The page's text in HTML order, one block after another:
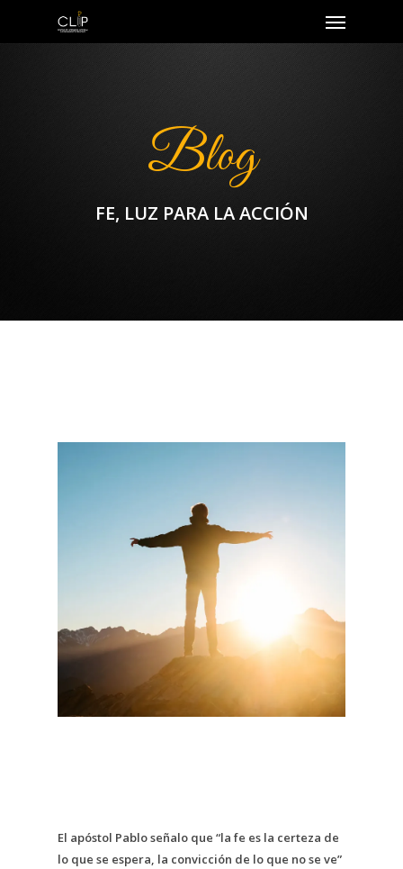
Blog
FE, LUZ PARA LA ACCIÓN
El apóstol Pablo señalo que “la fe es la certeza de
lo que se espera, la convicción de lo que no se ve”